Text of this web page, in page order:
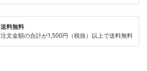
送料無料
注文金額の合計が1,500円（税抜）以上で送料無料